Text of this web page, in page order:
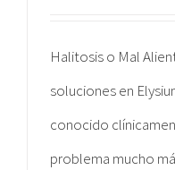
Halitosis o Mal
soluciones en
conocido
problema mucho